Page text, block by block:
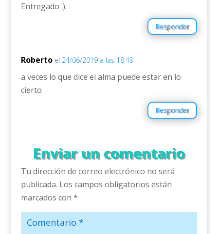
Entregado :).
Responder
Roberto el 24/06/2019 a las 18:49
a veces lo que dice el alma puede estar en lo
cierto
Responder
Enviar un comentario
Tu dirección de correo electrónico no será
publicada. Los campos obligatorios están
marcados con *